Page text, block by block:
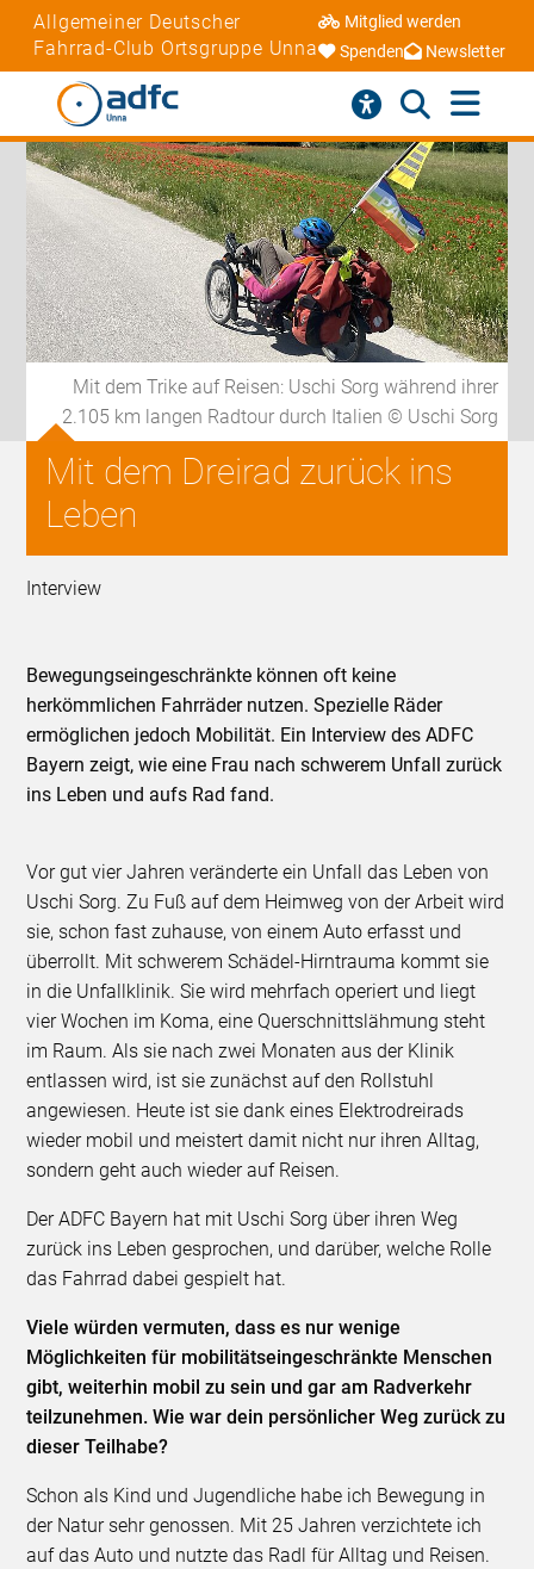
Allgemeiner Deutscher
Fahrrad-Club Ortsgruppe Unna
Mitglied werden
Spenden
Newsletter
Mit dem Trike auf Reisen: Uschi Sorg während ihrer
2.105 km langen Radtour durch Italien © Uschi Sorg
Mit dem Dreirad zurück ins
Leben
Interview
Bewegungseingeschränkte können oft keine
herkömmlichen Fahrräder nutzen. Spezielle Räder
ermöglichen jedoch Mobilität. Ein Interview des ADFC
Bayern zeigt, wie eine Frau nach schwerem Unfall zurück
ins Leben und aufs Rad fand.
Vor gut vier Jahren veränderte ein Unfall das Leben von
Uschi Sorg. Zu Fuß auf dem Heimweg von der Arbeit wird
sie, schon fast zuhause, von einem Auto erfasst und
überrollt. Mit schwerem Schädel-Hirntrauma kommt sie
in die Unfallklinik. Sie wird mehrfach operiert und liegt
vier Wochen im Koma, eine Querschnittslähmung steht
im Raum. Als sie nach zwei Monaten aus der Klinik
entlassen wird, ist sie zunächst auf den Rollstuhl
angewiesen. Heute ist sie dank eines Elektrodreirads
wieder mobil und meistert damit nicht nur ihren Alltag,
sondern geht auch wieder auf Reisen.
Der ADFC Bayern hat mit Uschi Sorg über ihren Weg
zurück ins Leben gesprochen, und darüber, welche Rolle
das Fahrrad dabei gespielt hat.
Viele würden vermuten, dass es nur wenige
Möglichkeiten für mobilitätseingeschränkte Menschen
gibt, weiterhin mobil zu sein und gar am Radverkehr
teilzunehmen. Wie war dein persönlicher Weg zurück zu
dieser Teilhabe?
Schon als Kind und Jugendliche habe ich Bewegung in
der Natur sehr genossen. Mit 25 Jahren verzichtete ich
auf das Auto und nutzte das Radl für Alltag und Reisen.